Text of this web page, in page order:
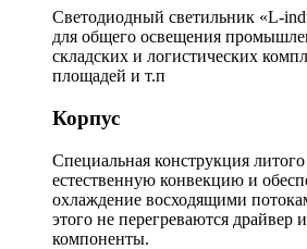
Светодиодный светильник «L-
для общего освещения
складских и логистических
площадей и т.п
Корпус
Специальная конструкция
естественную конвекцию и
охлаждение восходящими
этого не перегреваются драйвер
компоненты.